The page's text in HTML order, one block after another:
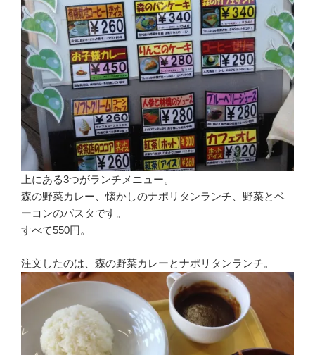
上にある3つがランチメニュー。
森の野菜カレー、懐かしのナポリタンランチ、野菜とベ
ーコンのパスタです。
すべて550円。
注文したのは、森の野菜カレーとナポリタンランチ。